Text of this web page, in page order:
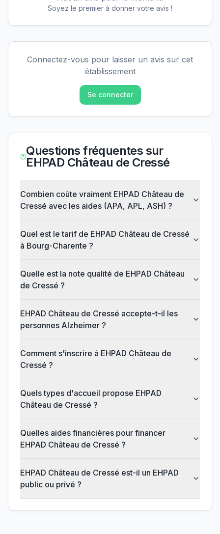
Soyez le premier à donner votre avis !
Connectez-vous pour laisser un avis sur cet
établissement
Se connecter
Questions fréquentes sur
EHPAD Château de Cressé
Combien coûte vraiment EHPAD Château de
Cressé avec les aides (APA, APL, ASH) ?
Quel est le tarif de EHPAD Château de Cressé
à Bourg-Charente ?
Quelle est la note qualité de EHPAD Château
de Cressé ?
EHPAD Château de Cressé accepte-t-il les
personnes Alzheimer ?
Comment s'inscrire à EHPAD Château de
Cressé ?
Quels types d'accueil propose EHPAD
Château de Cressé ?
Quelles aides financières pour financer
EHPAD Château de Cressé ?
EHPAD Château de Cressé est-il un EHPAD
public ou privé ?